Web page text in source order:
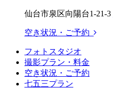
仙台市泉区向陽台1-21-3
空き状況・ご予約
フォトスタジオ
撮影プラン・料金
空き状況・ご予約
七五三プラン